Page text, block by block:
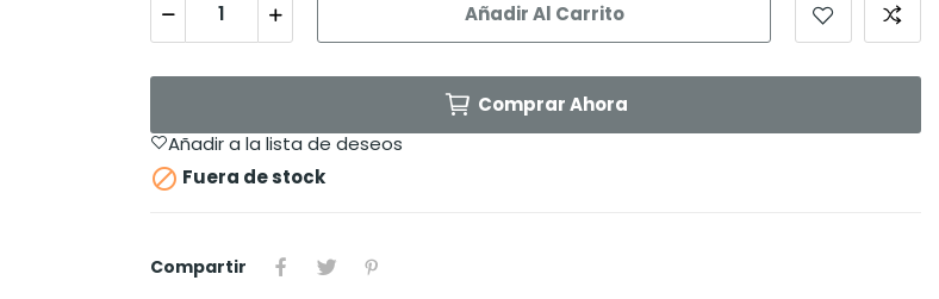
Añadir Al Carrito
Comprar Ahora
Añadir a la lista de deseos
 Fuera de stock
Compartir